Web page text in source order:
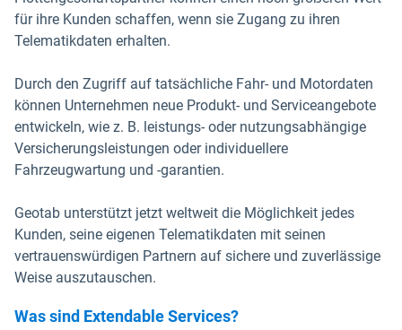
für ihre Kunden schaffen, wenn sie Zugang zu ihren
Telematikdaten erhalten.
Durch den Zugriff auf tatsächliche Fahr- und Motordaten
können Unternehmen neue Produkt- und Serviceangebote
entwickeln, wie z. B. leistungs- oder nutzungsabhängige
Versicherungsleistungen oder individuellere
Fahrzeugwartung und -garantien.
Geotab unterstützt jetzt weltweit die Möglichkeit jedes
Kunden, seine eigenen Telematikdaten mit seinen
vertrauenswürdigen Partnern auf sichere und zuverlässige
Weise auszutauschen.
Was sind Extendable Services?